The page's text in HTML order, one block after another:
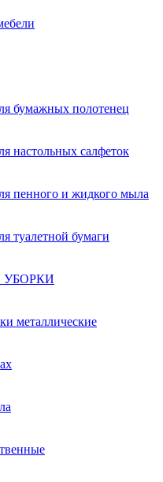
бумажных полотенец
настольных салфеток
пенного и жидкого мыла
туалетной бумаги
УБОРКИ
металлические